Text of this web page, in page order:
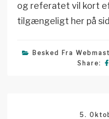
og referatet vil kort
tilgængeligt her på
Besked Fra
Share:
5.